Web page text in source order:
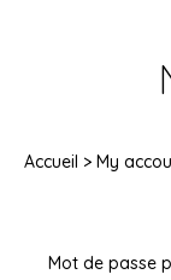
Accueil > My
Mot de passe